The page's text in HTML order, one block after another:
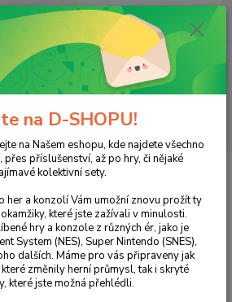
Menu
ks
0 Kč
Tomb Raider: Underworld
Underworld
na D-SHOPU!
na Našem eshopu, kde najdete všechno
příslušenství, až po hry, či nějaké
kolektivní sety.
her a konzolí Vám umožní znovu prožít ty
které jste zažívali v minulosti.
hry a konzole z různých ér, jako je
System (NES), Super Nintendo (SNES),
dalších. Máme pro vás připraveny jak
změnily herní průmysl, tak i skryté
které jste možná přehlédli.